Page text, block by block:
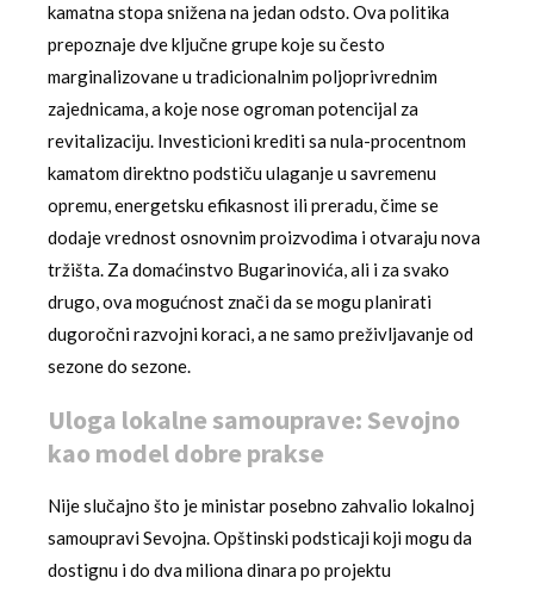
kamatna stopa snižena na jedan odsto. Ova politika
prepoznaje dve ključne grupe koje su često
marginalizovane u tradicionalnim poljoprivrednim
zajednicama, a koje nose ogroman potencijal za
revitalizaciju. Investicioni krediti sa nula-procentnom
kamatom direktno podstiču ulaganje u savremenu
opremu, energetsku efikasnost ili preradu, čime se
dodaje vrednost osnovnim proizvodima i otvaraju nova
tržišta. Za domaćinstvo Bugarinovića, ali i za svako
drugo, ova mogućnost znači da se mogu planirati
dugoročni razvojni koraci, a ne samo preživljavanje od
sezone do sezone.
Uloga lokalne samouprave: Sevojno
kao model dobre prakse
Nije slučajno što je ministar posebno zahvalio lokalnoj
samoupravi Sevojna. Opštinski podsticaji koji mogu da
dostignu i do dva miliona dinara po projektu